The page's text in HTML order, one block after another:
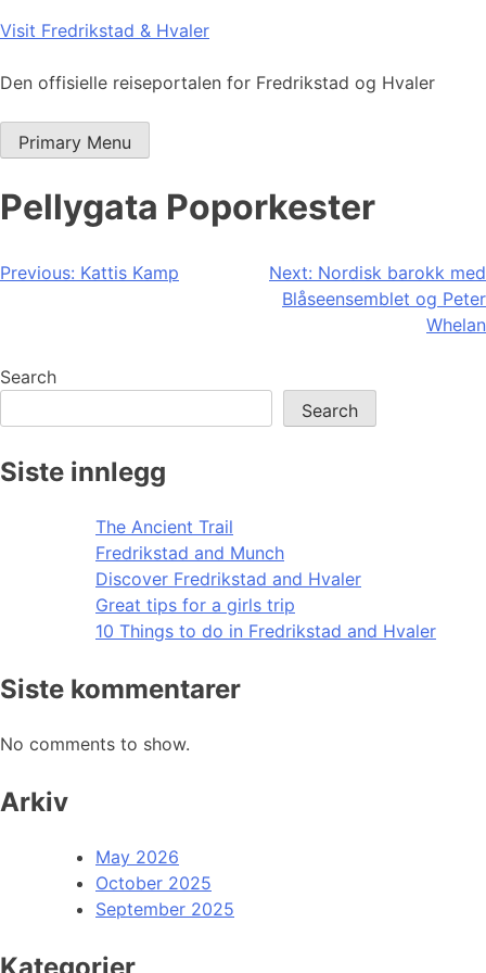
Skip
content
Visit Fredrikstad & Hvaler
Den offisielle reiseportalen for Fredrikstad og Hvaler
Primary Menu
Pellygata Poporkester
Post
Previous: Kattis Kamp Next: Nordisk barokk med
Blåseensemblet og Peter
Whelan
Search
Search
Siste innlegg
The Ancient Trail
Fredrikstad and Munch
Discover Fredrikstad and Hvaler
Great tips for a girls trip
10 Things to do in Fredrikstad and Hvaler
Siste kommentarer
No comments to show.
Arkiv
May 2026
October 2025
September 2025